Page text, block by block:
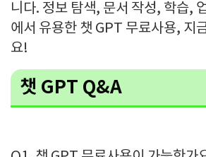
니다. 정보 탐색, 문서 작성, 학습,
에서 유용한 챗 GPT 무료사용, 지
요!
챗 GPT Q&A